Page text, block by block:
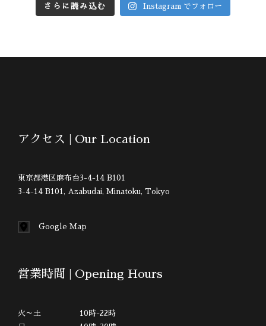
さらに読み込む Instagram でフォロー
アクセス | Our Location
東京都港区麻布台3-4-14 B101
3-4-14 B101, Azabudai, Minatoku, Tokyo
Google Map
営業時間 | Opening Hours
火～土 10時-22時